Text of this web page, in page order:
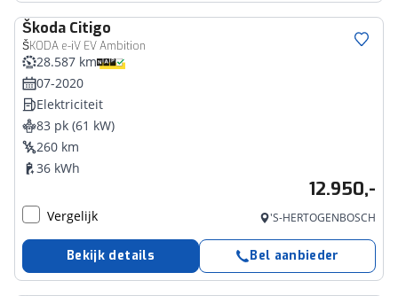
Škoda Citigo
ŠKODA e-iV EV Ambition
28.587 km
07-2020
Elektriciteit
83 pk (61 kW)
260 km
36 kWh
12.950,-
Vergelijk 'S-HERTOGENBOSCH
Bekijk details Bel aanbieder